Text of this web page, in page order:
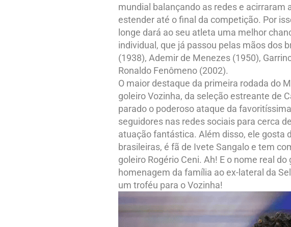
mundial balançando as redes e acirraram
estender até o final da competição. Por
longe dará ao seu atleta uma melhor
individual, que já passou pelas mãos dos
(1938), Ademir de Menezes (1950),
Ronaldo Fenômeno (2002).
O maior destaque da primeira rodada do
goleiro Vozinha, da seleção estreante de
parado o poderoso ataque da
seguidores nas redes sociais para cerca
atuação fantástica. Além disso, ele gosta
brasileiras, é fã de Ivete Sangalo e tem
goleiro Rogério Ceni. Ah! E o nome real
homenagem da família ao ex-lateral da
um troféu para o Vozinha!